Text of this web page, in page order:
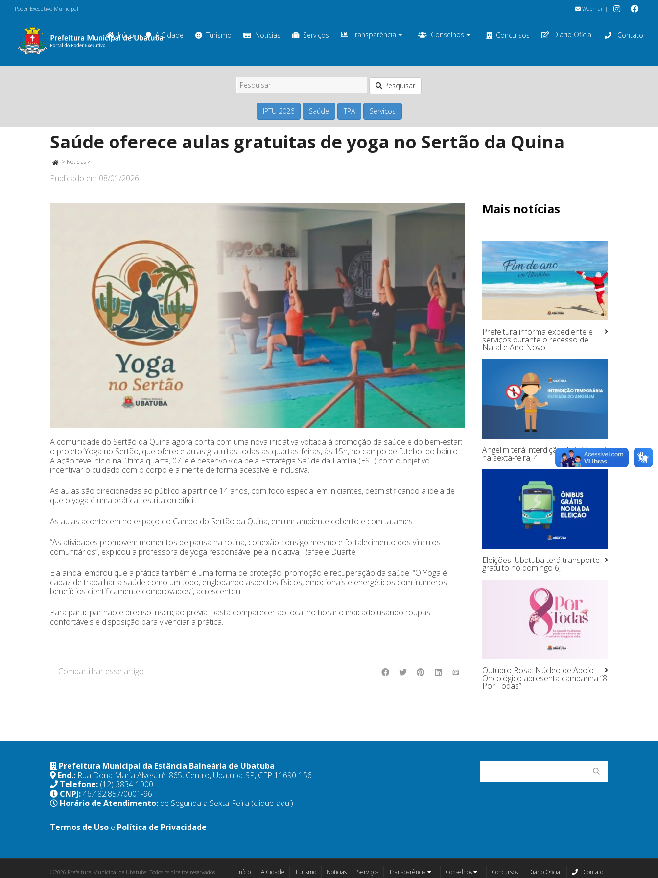
Poder Executivo Municipal Webmail |
Início A Cidade Turismo Notícias Serviços Transparência Conselhos Concursos Diário Oficial Contato
Pesquisar
IPTU 2026 Saúde TPA Serviços
Saúde oferece aulas gratuitas de yoga no Sertão da Quina
> Notícias >
Publicado em 08/01/2026
A comunidade do Sertão da Quina agora conta com uma nova iniciativa voltada à promoção da saúde e do bem-estar:
o projeto Yoga no Sertão, que oferece aulas gratuitas todas as quartas-feiras, às 15h, no campo de futebol do bairro.
A ação teve início na última quarta, 07, e é desenvolvida pela Estratégia Saúde da Família (ESF) com o objetivo
incentivar o cuidado com o corpo e a mente de forma acessível e inclusiva.
As aulas são direcionadas ao público a partir de 14 anos, com foco especial em iniciantes, desmistificando a ideia de
que o yoga é uma prática restrita ou difícil.
As aulas acontecem no espaço do Campo do Sertão da Quina, em um ambiente coberto e com tatames.
“As atividades promovem momentos de pausa na rotina, conexão consigo mesmo e fortalecimento dos vínculos
comunitários”, explicou a professora de yoga responsável pela iniciativa, Rafaele Duarte.
Ela ainda lembrou que a prática também é uma forma de proteção, promoção e recuperação da saúde. “O Yoga é
capaz de trabalhar a saúde como um todo, englobando aspectos físicos, emocionais e energéticos com inúmeros
benefícios cientificamente comprovados”, acrescentou.
Para participar não é preciso inscrição prévia: basta comparecer ao local no horário indicado usando roupas
confortáveis e disposição para vivenciar a prática.
Compartilhar esse artigo:
Mais notícias
Prefeitura informa expediente e
serviços durante o recesso de
Natal e Ano Novo
Angelim terá interdição de tráfego
na sexta-feira, 4
Eleições: Ubatuba terá transporte
gratuito no domingo 6,
Outubro Rosa: Núcleo de Apoio
Oncológico apresenta campanha “8
Por Todas”
Prefeitura Municipal da Estância Balneária de Ubatuba
End.: Rua Dona Maria Alves, nº. 865, Centro, Ubatuba-SP, CEP 11690-156
Telefone: (12) 3834-1000
CNPJ:46.482.857/0001-96
Horário de Atendimento: de Segunda a Sexta-Feira (clique-aqui)
Termos de Uso e Política de Privacidade
©2026 Prefeitura Municipal de Ubatuba. Todos os direitos reservados. Início A Cidade Turismo Notícias Serviços Transparência Conselhos Concursos Diário Oficial Contato